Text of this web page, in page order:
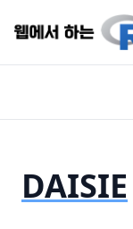
DAISIE